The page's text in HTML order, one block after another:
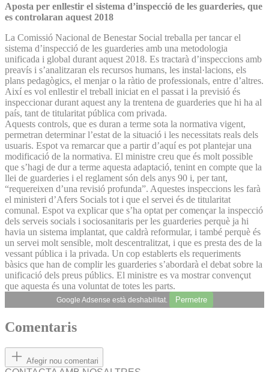
Aposta per enllestir el sistema d’inspecció de les guarderies, que
es controlaran aquest 2018
La Comissió Nacional de Benestar Social treballa per tancar el
sistema d’inspecció de les guarderies amb una metodologia
unificada i global durant aquest 2018. Es tractarà d’inspeccions amb
preavís i s’analitzaran els recursos humans, les instal·lacions, els
plans pedagògics, el menjar o la ràtio de professionals, entre d’altres.
Així es vol enllestir el treball iniciat en el passat i la previsió és
inspeccionar durant aquest any la trentena de guarderies que hi ha al
país, tant de titularitat pública com privada.
Aquests controls, que es duran a terme sota la normativa vigent,
permetran determinar l’estat de la situació i les necessitats reals dels
usuaris. Espot va remarcar que a partir d’aquí es pot plantejar una
modificació de la normativa. El ministre creu que és molt possible
que s’hagi de dur a terme aquesta adaptació, tenint en compte que la
llei de guarderies i el reglament són dels anys 90 i, per tant,
“requereixen d’una revisió profunda”. Aquestes inspeccions les farà
el ministeri d’Afers Socials tot i que el servei és de titularitat
comunal. Espot va explicar que s’ha optat per començar la inspecció
dels serveis socials i sociosanitaris per les guarderies perquè ja hi
havia un sistema implantat, que caldrà reformular, i també perquè és
un servei molt sensible, molt descentralitzat, i que es presta des de la
vessant pública i la privada. Un cop establerts els requeriments
bàsics que han de complir les guarderies s’abordarà el debat sobre la
unificació dels preus públics. El ministre es va mostrar convençut
que aquesta és una voluntat de totes les parts.
Google Adsense està deshabilitat. Permetre
Comentaris
Afegir nou comentari